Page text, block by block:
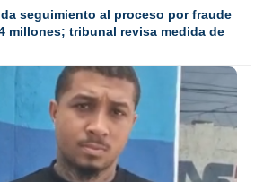
seguimiento al proceso por fraude
millones; tribunal revisa medida de